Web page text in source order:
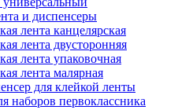
и диспенсеры
лента канцелярская
лента двусторонняя
лента упаковочная
лента малярная
для клейкой ленты
наборов первоклассника